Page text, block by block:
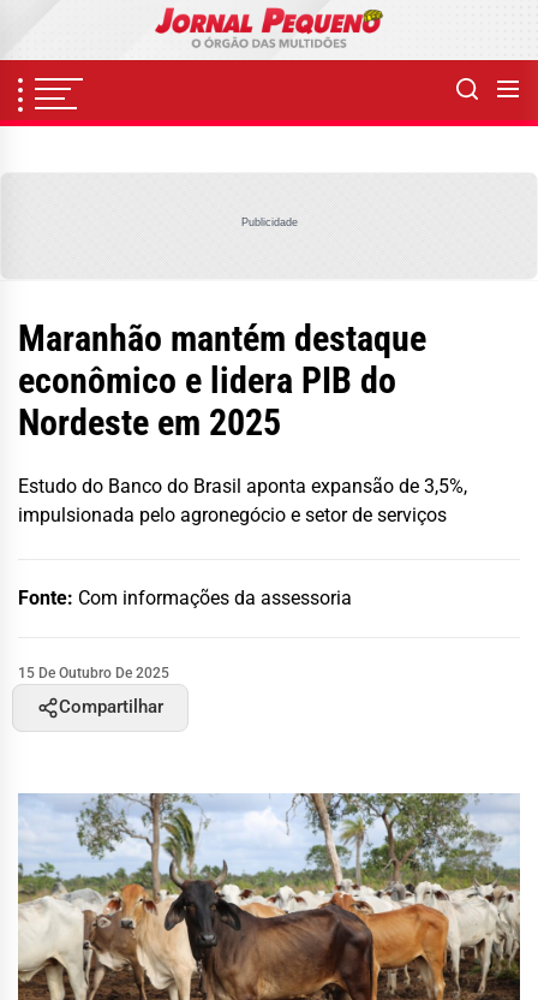
content
Publicidade
Maranhão mantém destaque
econômico e lidera PIB do
Nordeste em 2025
Estudo do Banco do Brasil aponta expansão de 3,5%,
impulsionada pelo agronegócio e setor de serviços
Fonte: Com informações da assessoria
15 De Outubro De 2025
Compartilhar